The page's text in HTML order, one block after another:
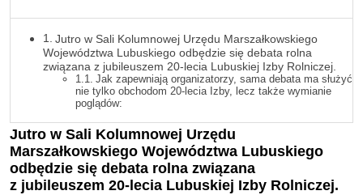
Jutro w Sali Kolumnowej Urzędu Marszałkowskiego
Województwa Lubuskiego odbędzie się debata rolna
związana z jubileuszem 20-lecia Lubuskiej Izby Rolniczej.
Jak zapewniają organizatorzy, sama debata ma służyć
nie tylko obchodom 20-lecia Izby, lecz także wymianie
poglądów:
Jutro w Sali Kolumnowej Urzędu
Marszałkowskiego Województwa Lubuskiego
odbędzie się debata rolna związana
z jubileuszem 20-lecia Lubuskiej Izby Rolniczej.